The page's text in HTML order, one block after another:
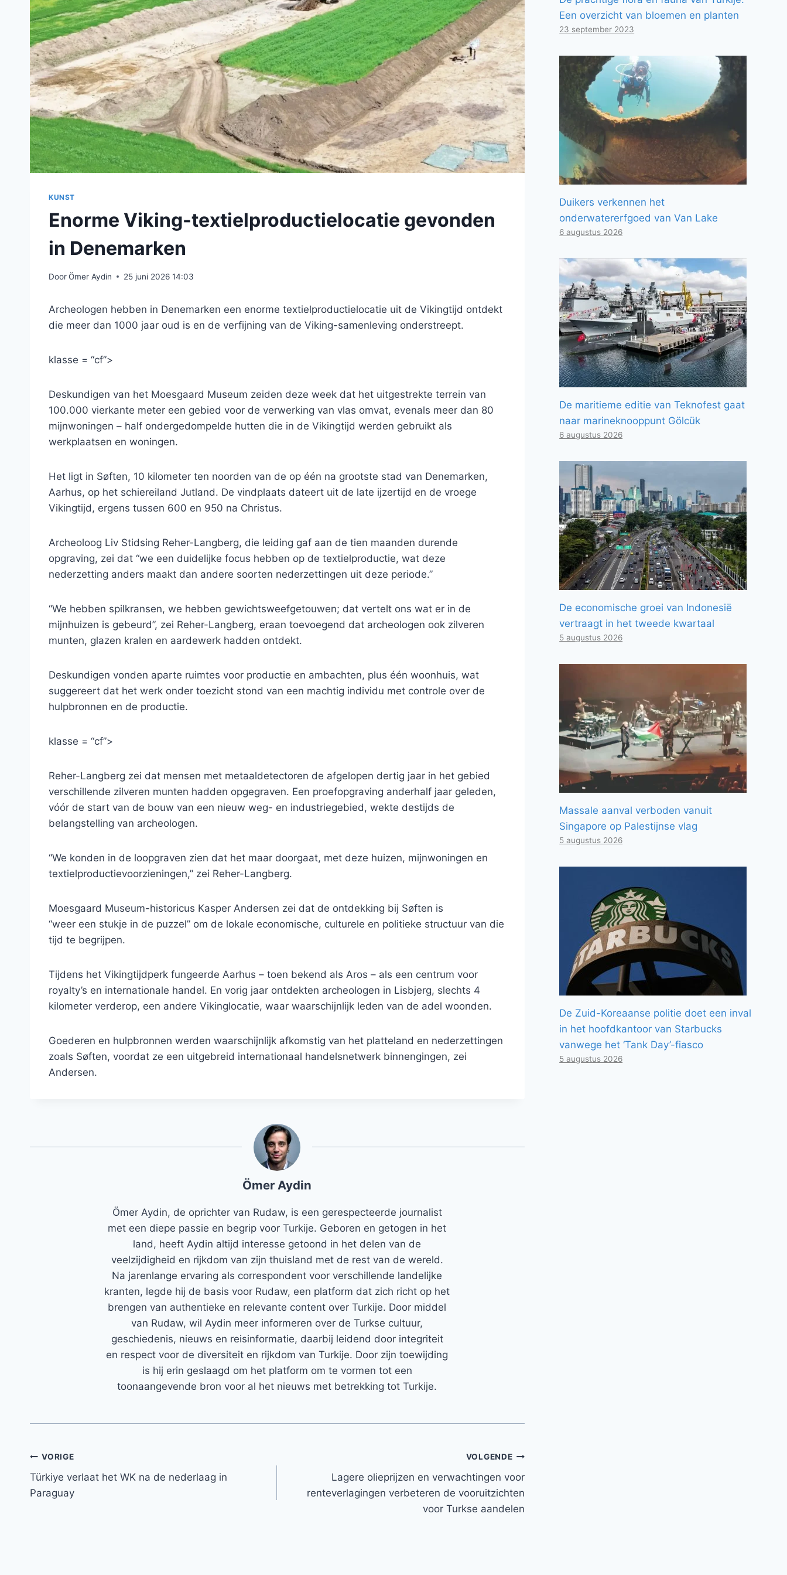
KUNST
Enorme Viking-textielproductielocatie gevonden
in Denemarken
DoorÖmer Aydin 25 juni 2026 14:03
Archeologen hebben in Denemarken een enorme textielproductielocatie uit de Vikingtijd ontdekt
die meer dan 1000 jaar oud is en de verfijning van de Viking-samenleving onderstreept.
klasse = “cf”>
Deskundigen van het Moesgaard Museum zeiden deze week dat het uitgestrekte terrein van
100.000 vierkante meter een gebied voor de verwerking van vlas omvat, evenals meer dan 80
mijnwoningen – half ondergedompelde hutten die in de Vikingtijd werden gebruikt als
werkplaatsen en woningen.
Het ligt in Søften, 10 kilometer ten noorden van de op één na grootste stad van Denemarken,
Aarhus, op het schiereiland Jutland. De vindplaats dateert uit de late ijzertijd en de vroege
Vikingtijd, ergens tussen 600 en 950 na Christus.
Archeoloog Liv Stidsing Reher-Langberg, die leiding gaf aan de tien maanden durende
opgraving, zei dat “we een duidelijke focus hebben op de textielproductie, wat deze
nederzetting anders maakt dan andere soorten nederzettingen uit deze periode.”
“We hebben spilkransen, we hebben gewichtsweefgetouwen; dat vertelt ons wat er in de
mijnhuizen is gebeurd”, zei Reher-Langberg, eraan toevoegend dat archeologen ook zilveren
munten, glazen kralen en aardewerk hadden ontdekt.
Deskundigen vonden aparte ruimtes voor productie en ambachten, plus één woonhuis, wat
suggereert dat het werk onder toezicht stond van een machtig individu met controle over de
hulpbronnen en de productie.
klasse = “cf”>
Reher-Langberg zei dat mensen met metaaldetectoren de afgelopen dertig jaar in het gebied
verschillende zilveren munten hadden opgegraven. Een proefopgraving anderhalf jaar geleden,
vóór de start van de bouw van een nieuw weg- en industriegebied, wekte destijds de
belangstelling van archeologen.
“We konden in de loopgraven zien dat het maar doorgaat, met deze huizen, mijnwoningen en
textielproductievoorzieningen,” zei Reher-Langberg.
Moesgaard Museum-historicus Kasper Andersen zei dat de ontdekking bij Søften is
“weer een stukje in de puzzel” om de lokale economische, culturele en politieke structuur van die
tijd te begrijpen.
Tijdens het Vikingtijdperk fungeerde Aarhus – toen bekend als Aros – als een centrum voor
royalty’s en internationale handel. En vorig jaar ontdekten archeologen in Lisbjerg, slechts 4
kilometer verderop, een andere Vikinglocatie, waar waarschijnlijk leden van de adel woonden.
Goederen en hulpbronnen werden waarschijnlijk afkomstig van het platteland en nederzettingen
zoals Søften, voordat ze een uitgebreid internationaal handelsnetwerk binnengingen, zei
Andersen.
Ömer Aydin
Ömer Aydin, de oprichter van Rudaw, is een gerespecteerde journalist
met een diepe passie en begrip voor Turkije. Geboren en getogen in het
land, heeft Aydin altijd interesse getoond in het delen van de
veelzijdigheid en rijkdom van zijn thuisland met de rest van de wereld.
Na jarenlange ervaring als correspondent voor verschillende landelijke
kranten, legde hij de basis voor Rudaw, een platform dat zich richt op het
brengen van authentieke en relevante content over Turkije. Door middel
van Rudaw, wil Aydin meer informeren over de Turkse cultuur,
geschiedenis, nieuws en reisinformatie, daarbij leidend door integriteit
en respect voor de diversiteit en rijkdom van Turkije. Door zijn toewijding
is hij erin geslaagd om het platform om te vormen tot een
toonaangevende bron voor al het nieuws met betrekking tot Turkije.
Bericht
navigatie
VORIGE
Türkiye verlaat het WK na de nederlaag in
Paraguay
VOLGENDE
Lagere olieprijzen en verwachtingen voor
renteverlagingen verbeteren de vooruitzichten
voor Turkse aandelen
Een overzicht van bloemen en planten
23 september 2023
Duikers verkennen het
onderwatererfgoed van Van Lake
6 augustus 2026
De maritieme editie van Teknofest gaat
naar marineknooppunt Gölcük
6 augustus 2026
De economische groei van Indonesië
vertraagt ​​in het tweede kwartaal
5 augustus 2026
Massale aanval verboden vanuit
Singapore op Palestijnse vlag
5 augustus 2026
De Zuid-Koreaanse politie doet een inval
in het hoofdkantoor van Starbucks
vanwege het ‘Tank Day’-fiasco
5 augustus 2026